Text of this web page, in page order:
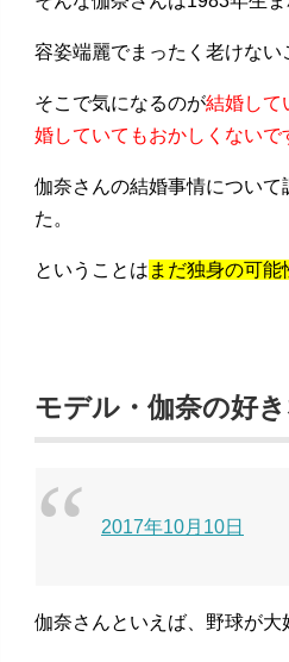
容姿端麗でまったく老けない
そこで気になるのが結婚して
婚していてもおかしくないで
伽奈さんの結婚事情につい
た。
ということは まだ独身の可能
モデル・伽奈の好
2017年10月10日
伽奈さんといえば、野球が大